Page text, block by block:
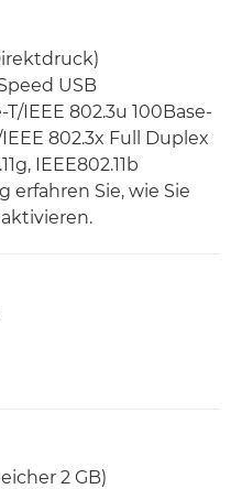
USB
IEEE 802.3u 100Base-
802.3x Full Duplex
IEEE802.11b
Sie, wie Sie
2 GB)